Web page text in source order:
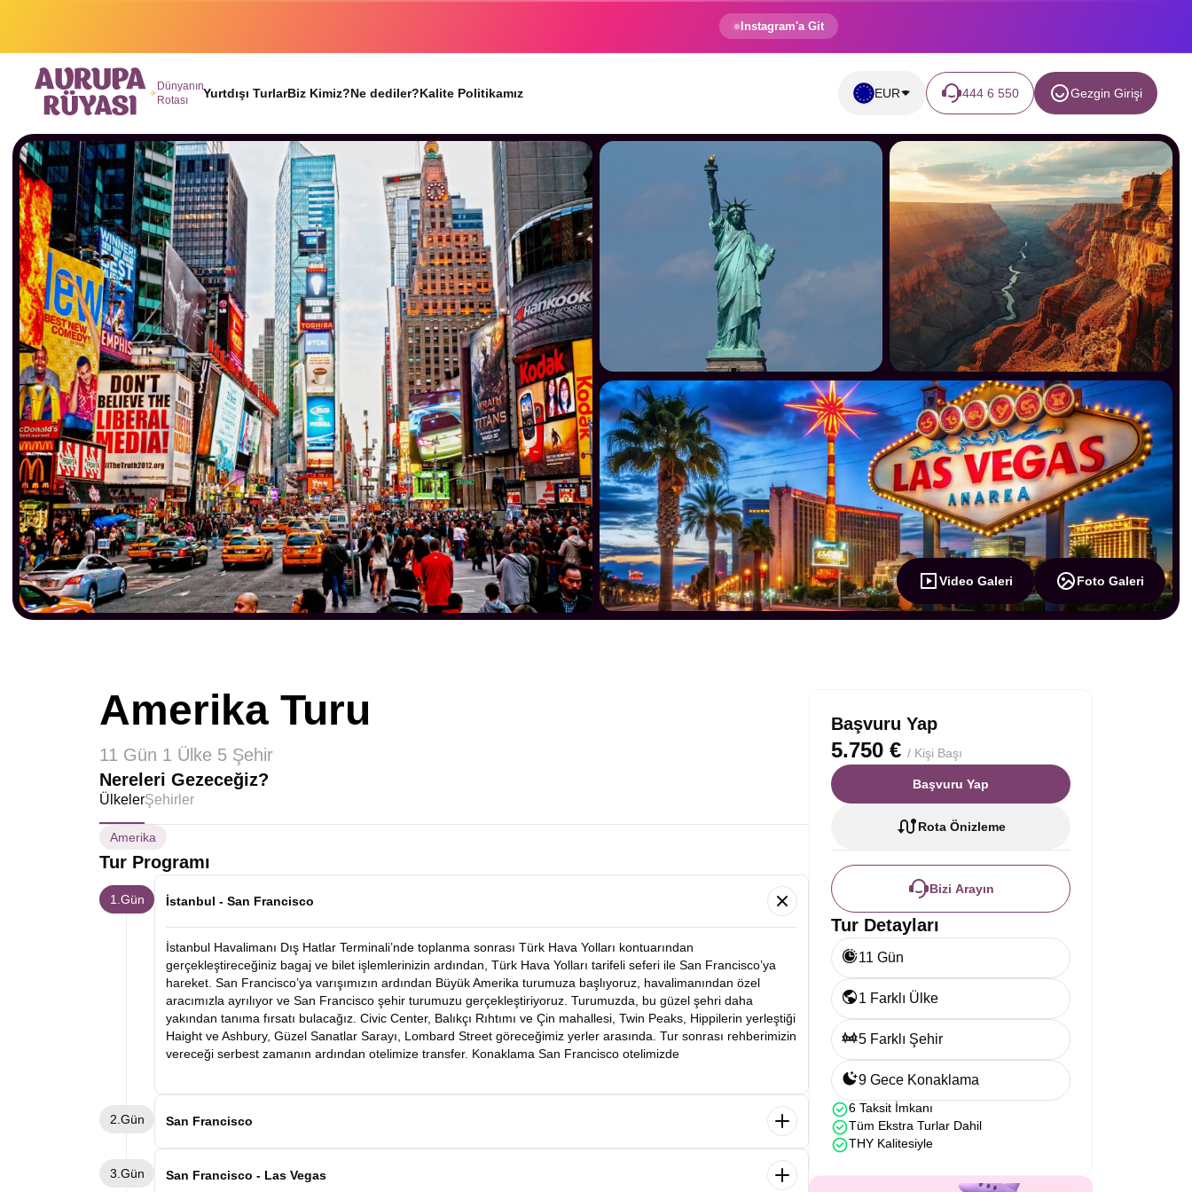
Instagram'a Git
Dünyanın
Rotası
Yurtdışı TurlarBiz Kimiz?Ne dediler?Kalite Politikamız EUR 444 6 550 Gezgin Girişi
Video Galeri Foto Galeri
Amerika Turu
11 Gün 1 Ülke 5 Şehir
Nereleri Gezeceğiz?
ÜlkelerŞehirler
Amerika
Tur Programı
1.Gün İstanbul - San Francisco
İstanbul Havalimanı Dış Hatlar Terminali’nde toplanma sonrası Türk Hava Yolları kontuarından
gerçekleştireceğiniz bagaj ve bilet işlemlerinizin ardından, Türk Hava Yolları tarifeli seferi ile San Francisco’ya
hareket. San Francisco’ya varışımızın ardından Büyük Amerika turumuza başlıyoruz, havalimanından özel
aracımızla ayrılıyor ve San Francisco şehir turumuzu gerçekleştiriyoruz. Turumuzda, bu güzel şehri daha
yakından tanıma fırsatı bulacağız. Civic Center, Balıkçı Rıhtımı ve Çin mahallesi, Twin Peaks, Hippilerin yerleştiği
Haight ve Ashbury, Güzel Sanatlar Sarayı, Lombard Street göreceğimiz yerler arasında. Tur sonrası rehberimizin
vereceği serbest zamanın ardından otelimize transfer. Konaklama San Francisco otelimizde
2.Gün San Francisco
– Union Square turumuzu gerçekleştireceğiz. Özel aracımızla San Francisco’nun eskiden yüksek rütbeli
3.Gün San Francisco - Las Vegas
Başvuru Yap
5.750 € / Kişi Başı
Başvuru Yap
Rota Önizleme
Bizi Arayın
Tur Detayları
11 Gün
1 Farklı Ülke
5 Farklı Şehir
9 Gece Konaklama
6 Taksit İmkanı
Tüm Ekstra Turlar Dahil
THY Kalitesiyle